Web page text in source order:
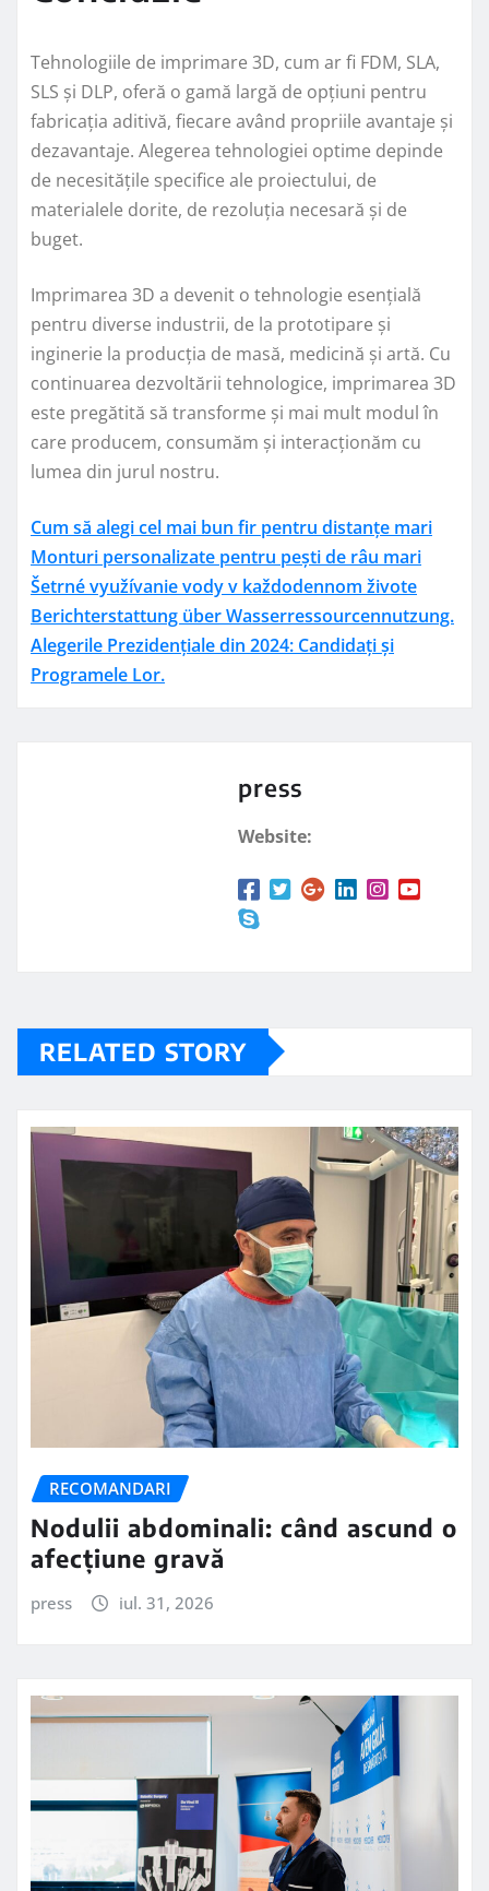
Tehnologiile de imprimare 3D, cum ar fi FDM, SLA,
SLS și DLP, oferă o gamă largă de opțiuni pentru
fabricația aditivă, fiecare având propriile avantaje și
dezavantaje. Alegerea tehnologiei optime depinde
de necesitățile specifice ale proiectului, de
materialele dorite, de rezoluția necesară și de
buget.
Imprimarea 3D a devenit o tehnologie esențială
pentru diverse industrii, de la prototipare și
inginerie la producția de masă, medicină și artă. Cu
continuarea dezvoltării tehnologice, imprimarea 3D
este pregătită să transforme și mai mult modul în
care producem, consumăm și interacționăm cu
lumea din jurul nostru.
Cum să alegi cel mai bun fir pentru distanțe mari
Monturi personalizate pentru pești de râu mari
Šetrné využívanie vody v každodennom živote
Berichterstattung über Wasserressourcennutzung.
Alegerile Prezidențiale din 2024: Candidați și
Programele Lor.
press
Website:
RELATED STORY
RECOMANDARI
Nodulii abdominali: când ascund o
afecțiune gravă
press iul. 31, 2026